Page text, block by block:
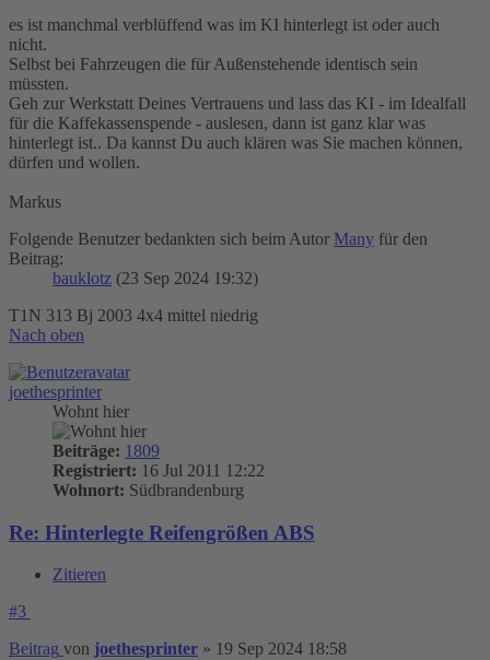
es ist manchmal verblüffend was im KI hinterlegt ist oder auch
nicht.
Selbst bei Fahrzeugen die für Außenstehende identisch sein
müssten.
Geh zur Werkstatt Deines Vertrauens und lass das KI - im Idealfall
für die Kaffekassenspende - auslesen, dann ist ganz klar was
hinterlegt ist.. Da kannst Du auch klären was Sie machen können,
dürfen und wollen.
Markus
Folgende Benutzer bedankten sich beim Autor Many für den
Beitrag:
bauklotz (23 Sep 2024 19:32)
T1N 313 Bj 2003 4x4 mittel niedrig
Nach oben
joethesprinter
Wohnt hier
Beiträge: 1809
Registriert: 16 Jul 2011 12:22
Wohnort: Südbrandenburg
Re: Hinterlegte Reifengrößen ABS
Zitieren
#3
Beitrag von joethesprinter » 19 Sep 2024 18:58